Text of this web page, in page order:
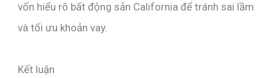
vốn hiểu rõ bất động sản California để tránh sai lầm
và tối ưu khoản vay.
Kết luận